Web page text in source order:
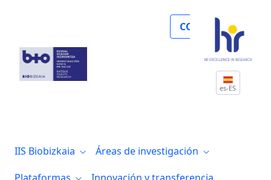
COLABORA
es-ES
IIS Biobizkaia
Áreas de investigación